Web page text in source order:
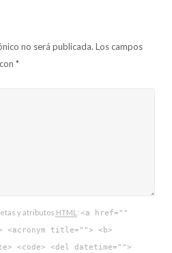
no será publicada. Los campos
*
y atributos HTML : <a href=""
title=""> <b>
<code> <del datetime="">